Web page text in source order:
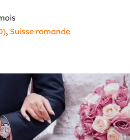
, Suisse romande